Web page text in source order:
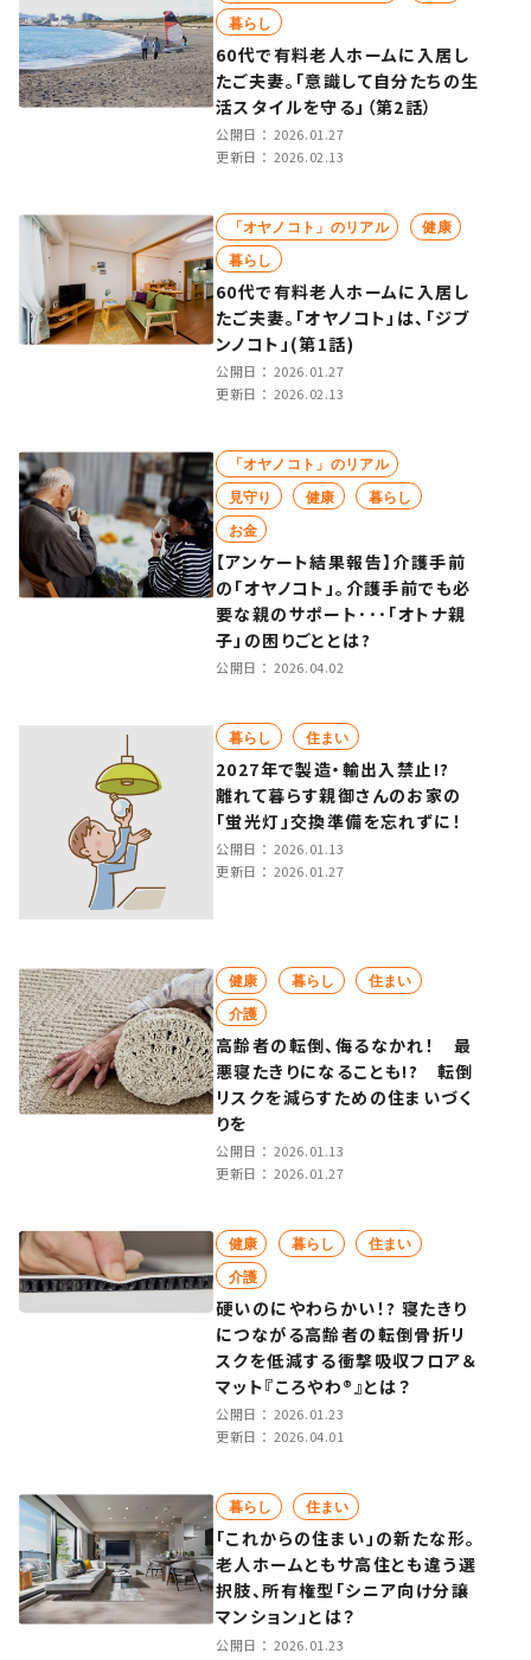
暮らし
60代で有料老人ホームに入居し
たご夫妻。「意識して自分たちの生
活スタイルを守る」（第2話）
公開日： 2026.01.27
更新日： 2026.02.13
「オヤノコト」のリアル
健康
暮らし
60代で有料老人ホームに入居し
たご夫妻。「オヤノコト」は、「ジブ
ンノコト」(第1話)
公開日： 2026.01.27
更新日： 2026.02.13
「オヤノコト」のリアル
見守り
健康
暮らし
お金
【アンケート結果報告】介護手前
の「オヤノコト」。介護手前でも必
要な親のサポート･･･「オトナ親
子」の困りごととは?
公開日： 2026.04.02
暮らし 住まい
2027年で製造・輸出入禁止!?
離れて暮らす親御さんのお家の
「蛍光灯」交換準備を忘れずに！
公開日： 2026.01.13
更新日： 2026.01.27
健康 暮らし
住まい
介護
高齢者の転倒、侮るなかれ！ 最
悪寝たきりになることも!? 転倒
リスクを減らすための住まいづく
りを
公開日： 2026.01.13
更新日： 2026.01.27
健康 暮らし
住まい
介護
硬いのにやわらかい！? 寝たきり
につながる高齢者の転倒骨折リ
スクを低減する衝撃吸収フロア＆
マット『ころやわ®』とは？
公開日： 2026.01.23
更新日： 2026.04.01
暮らし 住まい
「これからの住まい」の新たな形。
老人ホームともサ高住とも違う選
択肢、所有権型「シニア向け分譲
マンション」とは？
公開日： 2026.01.23